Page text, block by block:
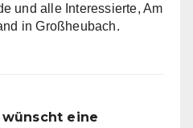
und alle Interessierte, Am
in Großheubach.
eine